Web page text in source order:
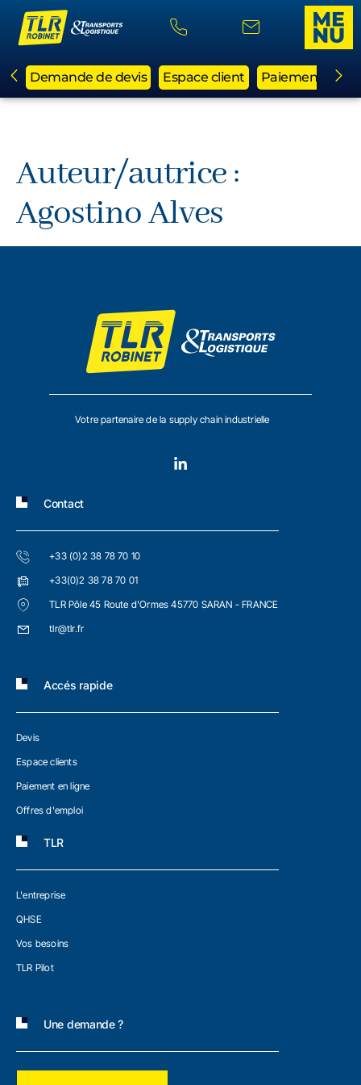
Demande de devis Espace client Paiement en
Auteur/autrice :
Agostino Alves
Votre partenaire de la supply chain industrielle
Contact
+33 (0)2 38 78 70 10
+33(0)2 38 78 70 01
TLR Pôle 45 Route d'Ormes 45770 SARAN - FRANCE
tlr@tlr.fr
Accés rapide
Devis
Espace clients
Paiement en ligne
Offres d'emploi
TLR
L'entreprise
QHSE
Vos besoins
TLR Pilot
Une demande ?